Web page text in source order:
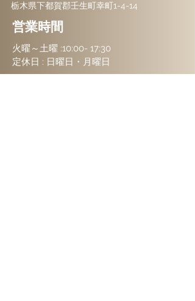
栃木県下都賀郡壬生町幸町1-4-14
営業時間
火曜～土曜 :10:00- 17:30
定休日 : ​日曜日・月曜日